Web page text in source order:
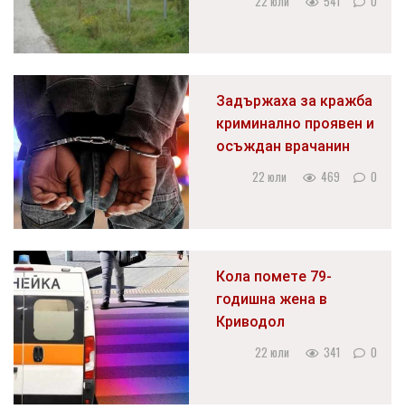
Задържаха за кражба
криминално проявен и
осъждан врачанин
22 юли 469 0
Кола помете 79-
годишна жена в
Криводол
22 юли 341 0